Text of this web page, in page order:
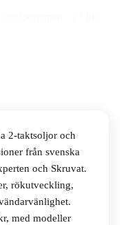
2-taktsoljor och
från svenska
och Skruvat.
rökutveckling,
med modeller